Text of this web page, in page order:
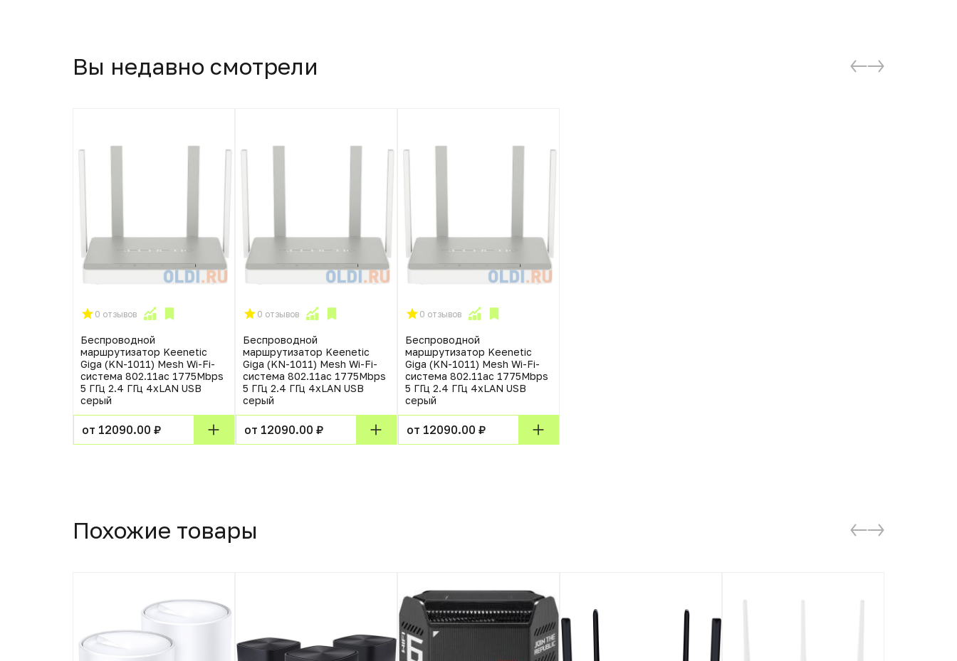
Вы недавно смотрели
0 отзывов
Беспроводной
маршрутизатор Keenetic
Giga (KN-1011) Mesh Wi-Fi-
система 802.11aс 1775Mbps
5 ГГц 2.4 ГГц 4xLAN USB
серый
от 12090.00 ₽
0 отзывов
Беспроводной
маршрутизатор Keenetic
Giga (KN-1011) Mesh Wi-Fi-
система 802.11aс 1775Mbps
5 ГГц 2.4 ГГц 4xLAN USB
серый
от 12090.00 ₽
0 отзывов
Беспроводной
маршрутизатор Keenetic
Giga (KN-1011) Mesh Wi-Fi-
система 802.11aс 1775Mbps
5 ГГц 2.4 ГГц 4xLAN USB
серый
от 12090.00 ₽
Похожие товары